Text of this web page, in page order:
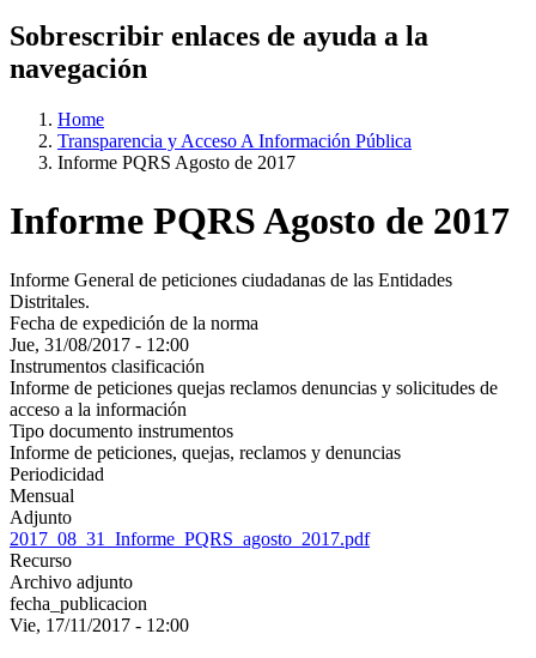
Sobrescribir enlaces de ayuda a la
navegación
Home
Transparencia y Acceso A Información Pública
Informe PQRS Agosto de 2017
Informe PQRS Agosto de 2017
Informe General de peticiones ciudadanas de las Entidades
Distritales.
Fecha de expedición de la norma
Jue, 31/08/2017 - 12:00
Instrumentos clasificación
Informe de peticiones quejas reclamos denuncias y solicitudes de
acceso a la información
Tipo documento instrumentos
Informe de peticiones, quejas, reclamos y denuncias
Periodicidad
Mensual
Adjunto
2017_08_31_Informe_PQRS_agosto_2017.pdf
Recurso
Archivo adjunto
fecha_publicacion
Vie, 17/11/2017 - 12:00